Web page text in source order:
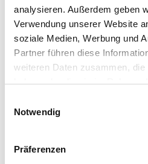
analysieren. Außerdem geben
Verwendung unserer Website
soziale Medien, Werbung und
Partner führen diese
weiteren Daten zusammen,
haben oder die sie im Rahmen
Notwendig
Präferenzen
Ausstattungslinie
Verfügbar ab
Fahrzeugkategorie
Ausstattung